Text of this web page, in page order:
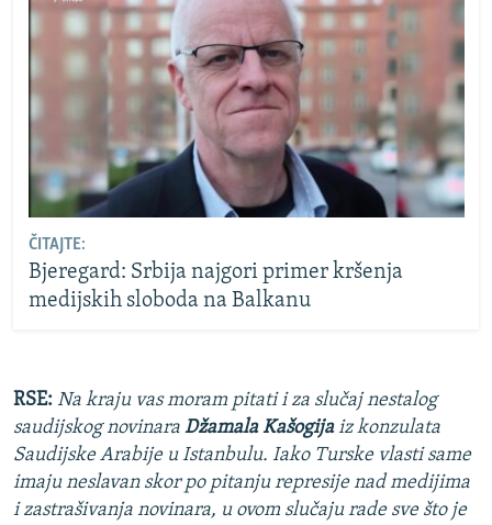
ČITAJTE:
Bjeregard: Srbija najgori primer kršenja
medijskih sloboda na Balkanu
RSE: Na kraju vas moram pitati i za slučaj nestalog
saudijskog novinara Džamala Kašogijaiz konzulata
Saudijske Arabije u Istanbulu. Iako Turske vlasti same
imaju neslavan skor po pitanju represije nad medijima
i zastrašivanja novinara, u ovom slučaju rade sve što je